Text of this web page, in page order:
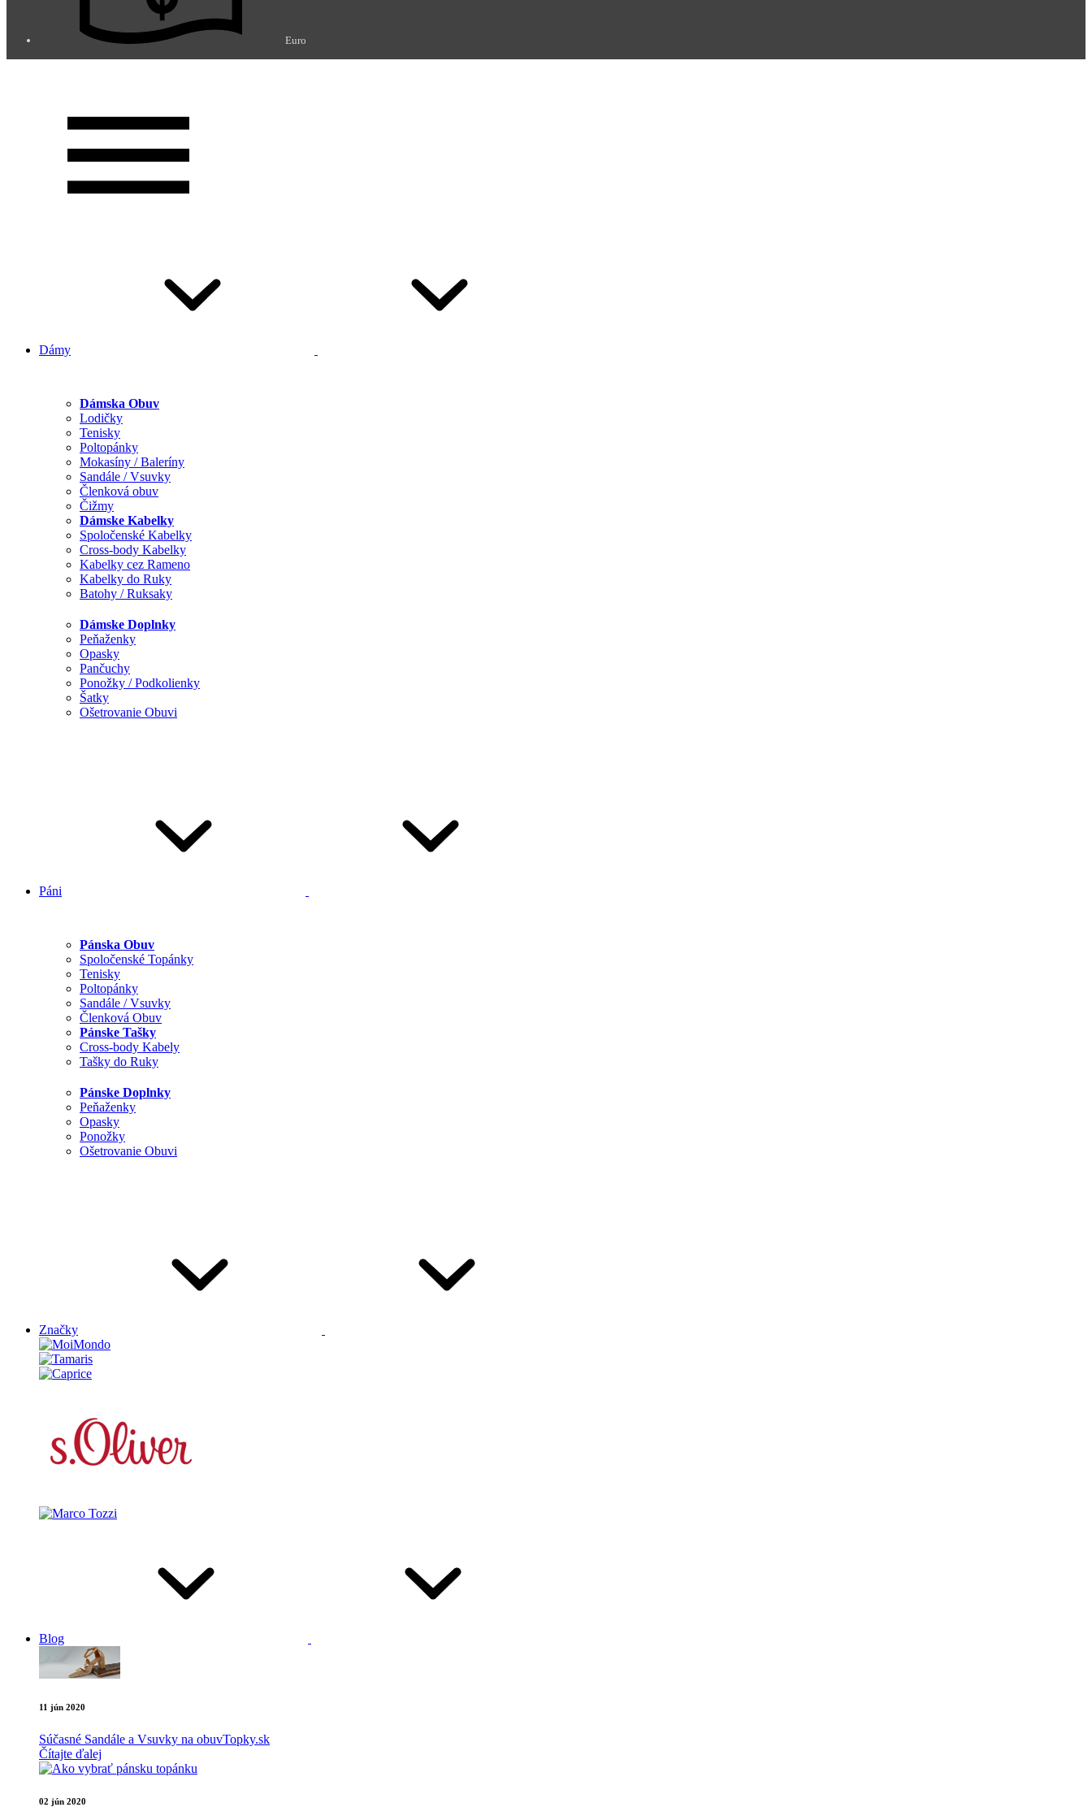
Euro
Dámy
Dámska Obuv
Lodičky
Tenisky
Poltopánky
Mokasíny / Baleríny
Sandále / Vsuvky
Členková obuv
Čižmy
Dámske Kabelky
Spoločenské Kabelky
Cross-body Kabelky
Kabelky cez Rameno
Kabelky do Ruky
Batohy / Ruksaky
Dámske Doplnky
Peňaženky
Opasky
Pančuchy
Ponožky / Podkolienky
Šatky
Ošetrovanie Obuvi
Páni
Pánska Obuv
Spoločenské Topánky
Tenisky
Poltopánky
Sandále / Vsuvky
Členková Obuv
Pánske Tašky
Cross-body Kabely
Tašky do Ruky
Pánske Doplnky
Peňaženky
Opasky
Ponožky
Ošetrovanie Obuvi
Značky
Blog
11 jún 2020
Súčasné Sandále a Vsuvky na obuvTopky.sk
Čítajte ďalej
02 jún 2020